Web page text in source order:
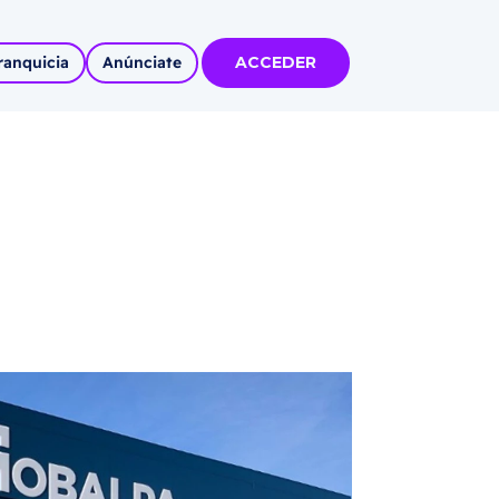
MÁS
con
tu Marca
Anúnciate ACCEDER